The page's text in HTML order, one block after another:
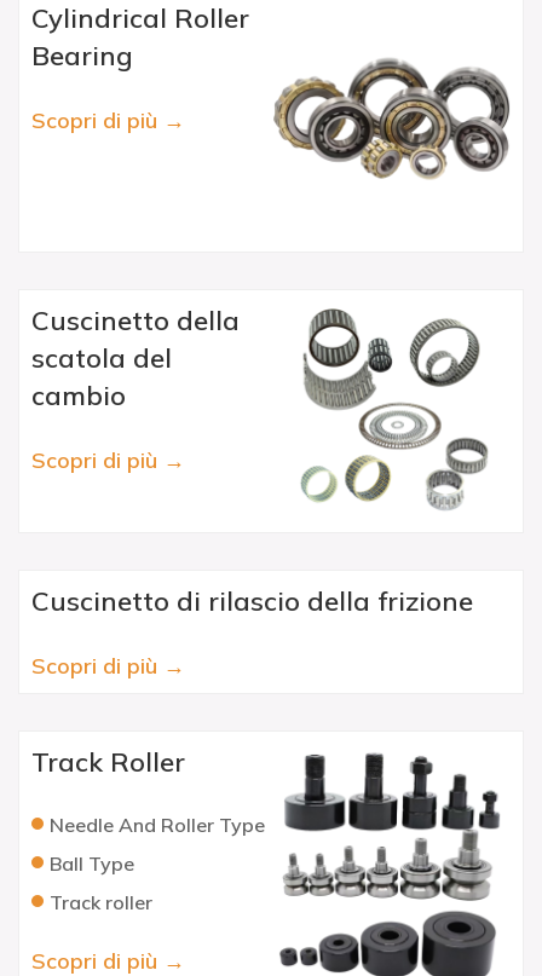
Cylindrical Roller
Bearing
Scopri di più →
Cuscinetto della
scatola del
cambio
Scopri di più →
Cuscinetto di rilascio della frizione
Scopri di più →
Track Roller
Needle And Roller Type
Ball Type
Track roller
Scopri di più →